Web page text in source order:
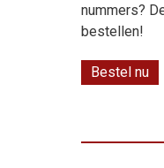
nummers?
bestellen!
Bestel nu